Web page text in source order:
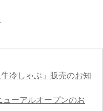
冷しゃぶ」販売のお知
ューアルオープンのお